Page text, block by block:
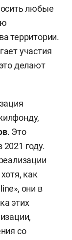
любые
территории.
участия
делают
. Это
году.
как
они в
этих
со